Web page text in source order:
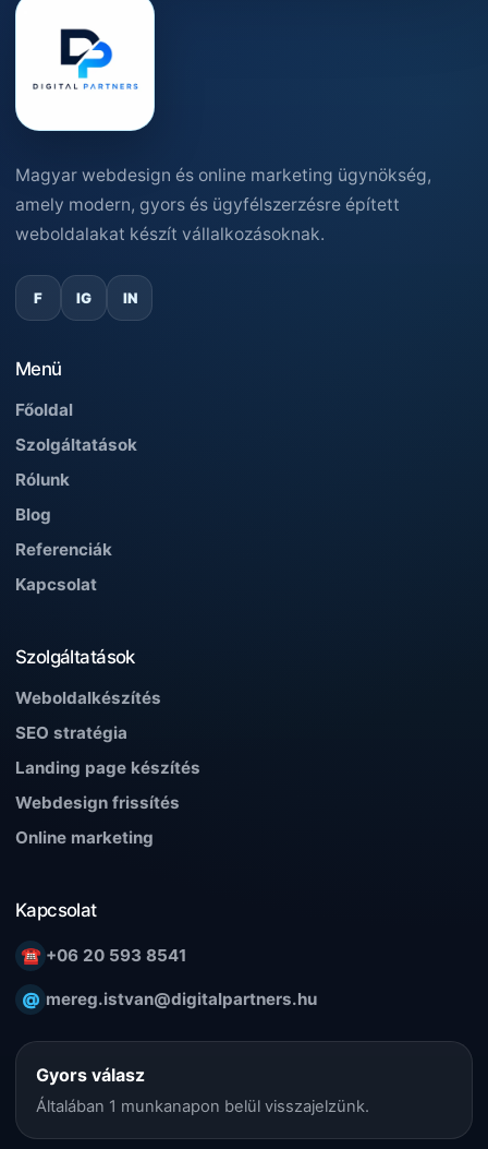
Magyar webdesign és online marketing ügynökség,
amely modern, gyors és ügyfélszerzésre épített
weboldalakat készít vállalkozásoknak.
F IG IN
Menü
Főoldal
Szolgáltatások
Rólunk
Blog
Referenciák
Kapcsolat
Szolgáltatások
Weboldalkészítés
SEO stratégia
Landing page készítés
Webdesign frissítés
Online marketing
Kapcsolat
☎ +06 20 593 8541
@ mereg.istvan@digitalpartners.hu
Gyors válasz
Általában 1 munkanapon belül visszajelzünk.